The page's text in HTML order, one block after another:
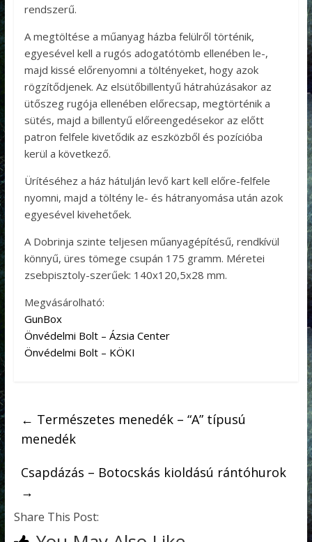
rendszerű.
A megtöltése a műanyag házba felülről történik,
egyesével kell a rugós adogatótömb ellenében le-,
majd kissé előrenyomni a töltényeket, hogy azok
rögzítődjenek. Az elsütőbillentyű hátrahúzásakor az
ütőszeg rugója ellenében előrecsap, megtörténik a
sütés, majd a billentyű előreengedésekor az előtt
patron felfele kivetődik az eszközből és pozícióba
kerül a következő.
Ürítéséhez a ház hátulján levő kart kell előre-felfele
nyomni, majd a töltény le- és hátranyomása után azok
egyesével kivehetőek.
A Dobrinja szinte teljesen műanyagépítésű, rendkívül
könnyű, üres tömege csupán 175 gramm. Méretei
zsebpisztoly-szerűek: 140х120,5х28 mm.
Megvásárolható:
GunBox
Önvédelmi Bolt – Ázsia Center
Önvédelmi Bolt – KÖKI
← Természetes menedék – “A” típusú
menedék
Csapdázás – Botocskás kioldású rántóhurok
→
Share This Post: